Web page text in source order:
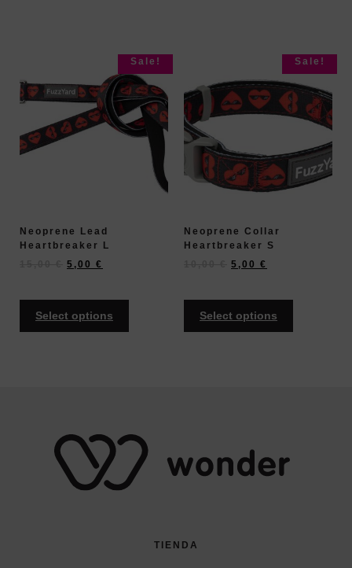
Sale!
Neoprene Lead
Heartbreaker L
5,00 €
Select options
Sale!
Neoprene Collar
Heartbreaker S
5,00 €
Select options
TIENDA